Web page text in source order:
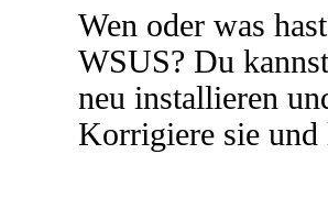
Wen oder was
WSUS? Du
neu installieren
Korrigiere sie und